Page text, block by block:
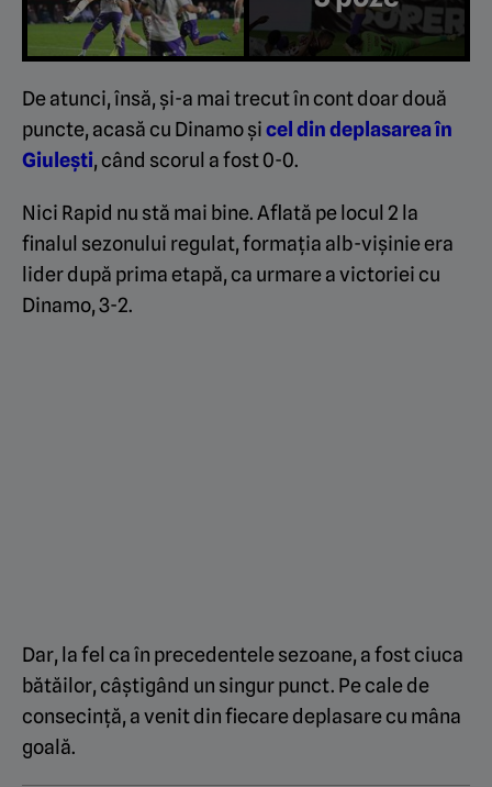
De atunci, însă, și-a mai trecut în cont doar două
puncte, acasă cu Dinamo șicel din deplasarea în
Giulești, când scorul a fost 0-0.
Nici Rapid nu stă mai bine. Aflată pe locul 2 la
finalul sezonului regulat, formația alb-vișinie era
lider după prima etapă, ca urmare a victoriei cu
Dinamo, 3-2.
Dar, la fel ca în precedentele sezoane, a fost ciuca
bătăilor, câștigând un singur punct. Pe cale de
consecință, a venit din fiecare deplasare cu mâna
goală.